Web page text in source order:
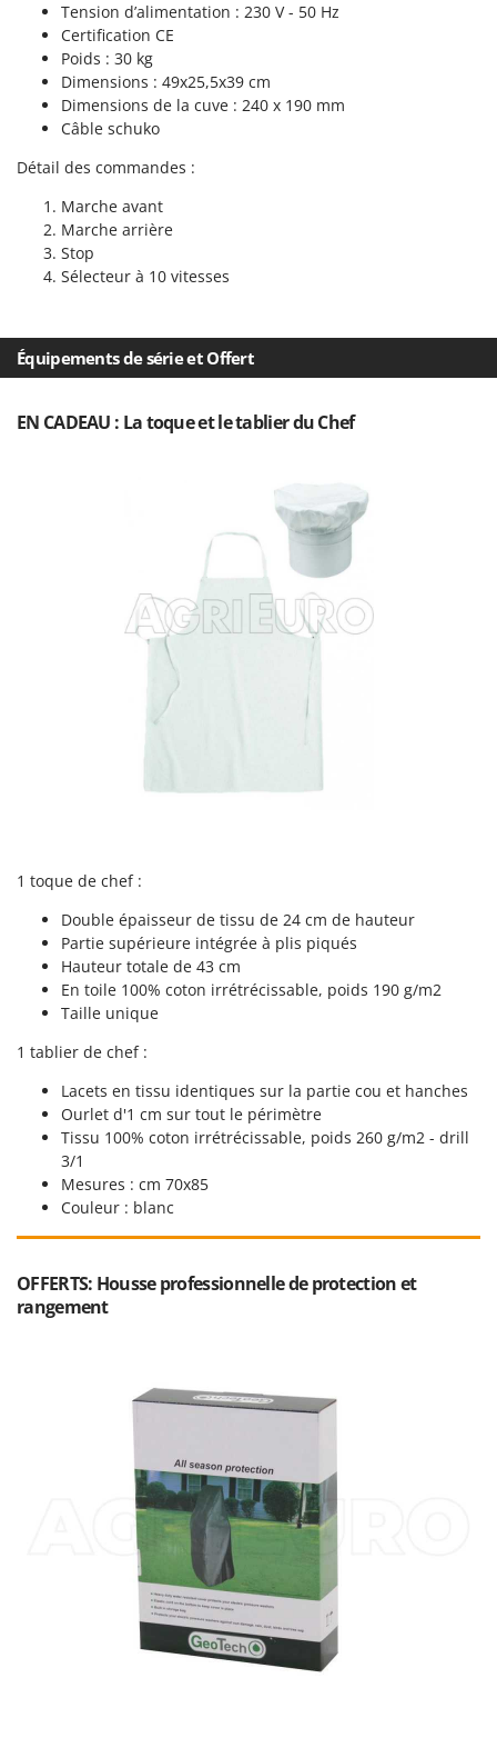
Officine Savioli
Oliviero
Olix
OMA
Omas
Ompagrill
Ooni
Oriental Koshin
P
Palazzetti
Partisani
Robomow
Rossofuoco
Rover Pompe
Royal Food
Ryobi
S.T.P.
Santos
Sbaraglia
Shark
Spice Electronics
Spiralmac
Spring Protezione
Tension d’alimentation : 230 V - 50 Hz
Certification CE
Poids : 30 kg
Dimensions : 49x25,5x39 cm
Dimensions de la cuve : 240 x 190 mm
Câble schuko
Détail des commandes :
Marche avant
Marche arrière
Stop
Sélecteur à 10 vitesses
Équipements de série et Offert
EN CADEAU : La toque et le tablier du Chef
1 toque de chef :
Double épaisseur de tissu de 24 cm de hauteur
Partie supérieure intégrée à plis piqués
Hauteur totale de 43 cm
En toile 100% coton irrétrécissable, poids 190 g/m2
Taille unique
1 tablier de chef :
Lacets en tissu identiques sur la partie cou et hanches
Ourlet d'1 cm sur tout le périmètre
Tissu 100% coton irrétrécissable, poids 260 g/m2 - drill
3/1
Mesures : cm 70x85
Couleur : blanc
OFFERTS: Housse professionnelle de protection et
rangement